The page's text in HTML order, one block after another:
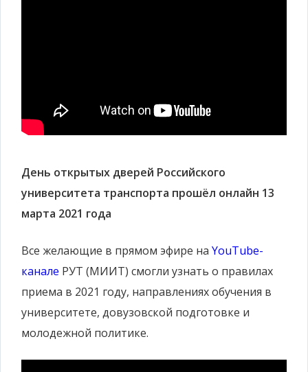
День открытых дверей Российского
университета транспорта прошёл онлайн 13
марта 2021 года
Все желающие в прямом эфире на YouTube-
канале РУТ (МИИТ) смогли узнать о правилах
приема в 2021 году, направлениях обучения в
университете, довузовской подготовке и
молодежной политике.